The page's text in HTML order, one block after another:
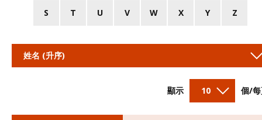
S T U V W X Y Z
姓名 (升序)
顯示 10 個/